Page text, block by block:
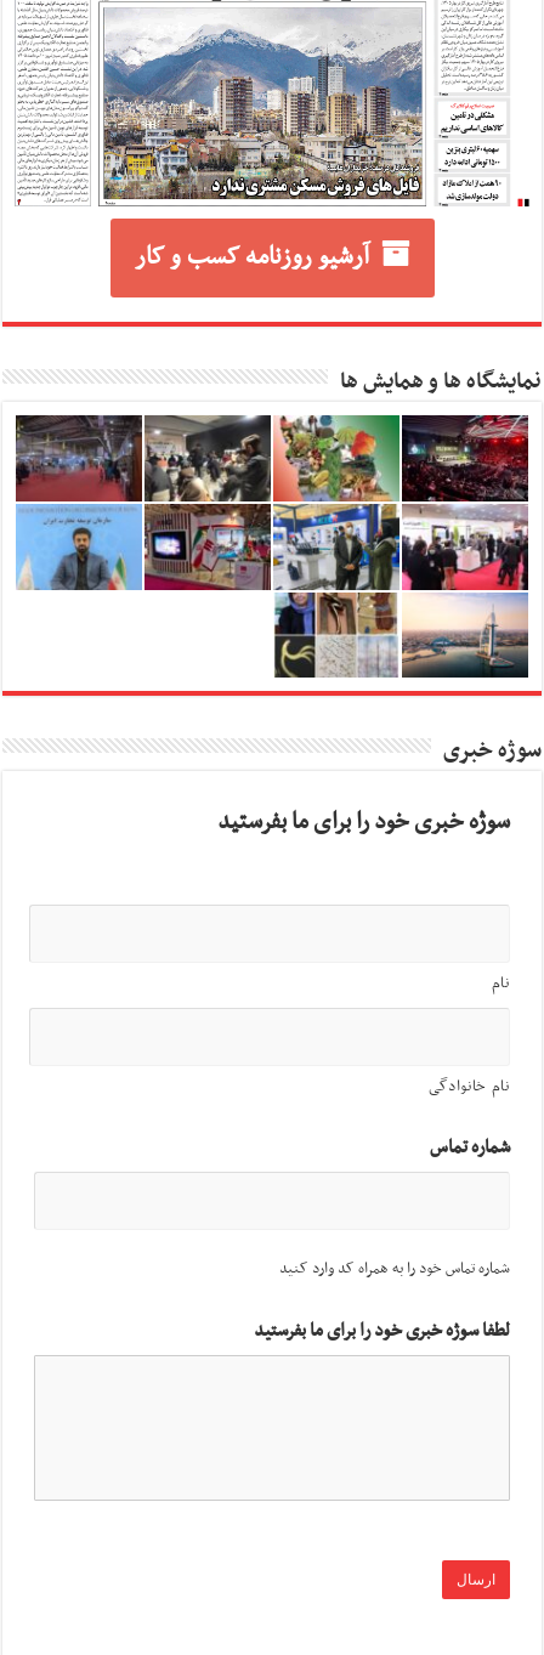
آرشیو روزنامه کسب و کار
نمایشگاه ها و همایش ها
سوژه خبری
سوژه خبری خود را برای ما بفرستید
نام
نام خانوادگی
شماره تماس
شماره تماس خود را به همراه کد وارد کنید
لطفا سوژه خبری خود را برای ما بفرستید